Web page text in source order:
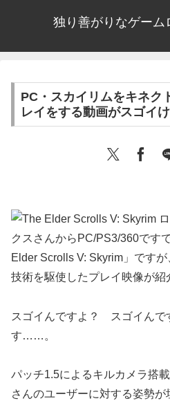
独り善がりなゲーム
PC・スカイリムをキネク
レイをする動画がスゴイ
クスさんからPC/PS3/360です
Elder Scrolls V: Skyrim」です
技術を駆使したプレイ映像が紹
スゴイんですよ？ スゴイんで
す……。
パッチ1.5によるキルカメラ搭
さんのユーザーに対する姿勢